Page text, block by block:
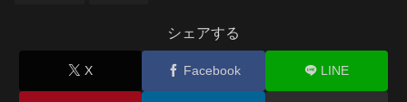
シェアする
X Facebook LINE